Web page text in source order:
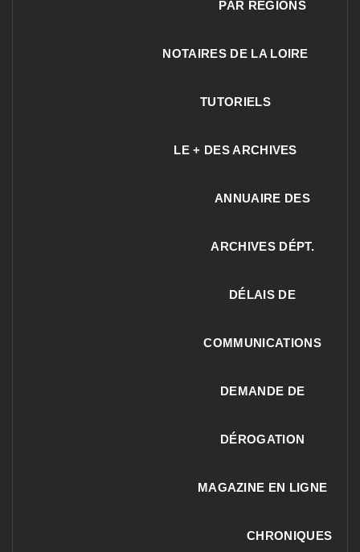
PAR RÉGIONS
NOTAIRES DE LA LOIRE
TUTORIELS
LE + DES ARCHIVES
ANNUAIRE DES
ARCHIVES DÉPT.
DÉLAIS DE
COMMUNICATIONS
DEMANDE DE
DÉROGATION
MAGAZINE EN LIGNE
CHRONIQUES